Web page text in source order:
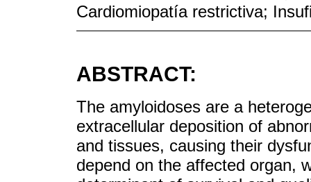
Cardiomiopatía restrictiva;
ABSTRACT:
The amyloidoses are a
extracellular deposition of
and tissues, causing their
depend on the affected organ,